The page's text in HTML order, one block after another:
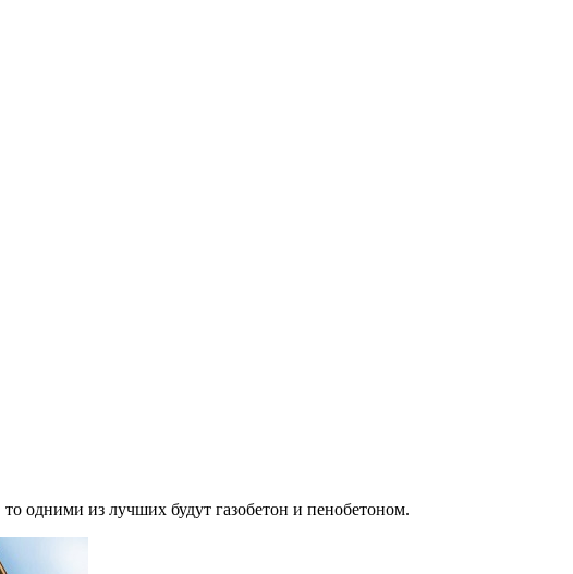
одними из лучших будут газобетон и пенобетоном.